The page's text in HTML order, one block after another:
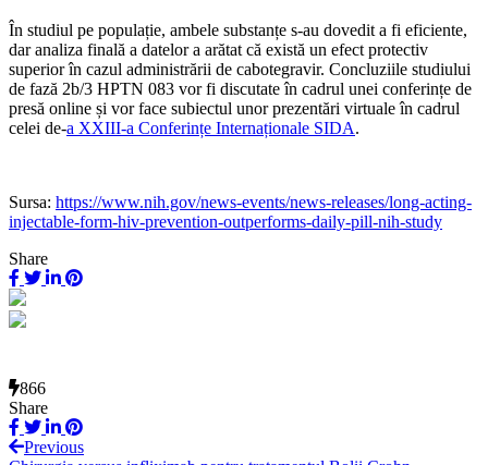
În studiul pe populație, ambele substanțe s-au dovedit a fi eficiente,
dar analiza finală a datelor a arătat că există un efect protectiv
superior în cazul administrării de cabotegravir. Concluziile studiului
de fază 2b/3 HPTN 083 vor fi discutate în cadrul unei conferințe de
presă online și vor face subiectul unor prezentări virtuale în cadrul
celei de-a XXIII-a Conferințe Internaționale SIDA.
Sursa: https://www.nih.gov/news-events/news-releases/long-acting-
injectable-form-hiv-prevention-outperforms-daily-pill-nih-study
Share
866
Share
Previous